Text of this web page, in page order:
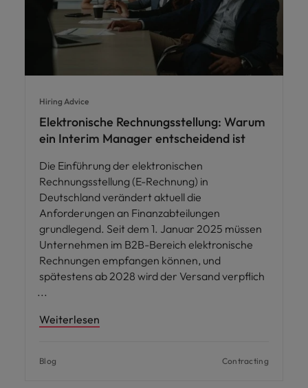
Hiring Advice
Elektronische Rechnungsstellung: Warum
ein Interim Manager entscheidend ist
Die Einführung der elektronischen
Rechnungsstellung (E-Rechnung) in
Deutschland verändert aktuell die
Anforderungen an Finanzabteilungen
grundlegend. Seit dem 1. Januar 2025 müssen
Unternehmen im B2B-Bereich elektronische
Rechnungen empfangen können, und
spätestens ab 2028 wird der Versand verpflich
Weiterlesen
Blog Contracting